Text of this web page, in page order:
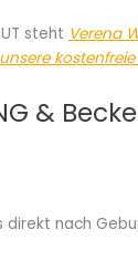
steht Verena
unsere
&
direkt nach